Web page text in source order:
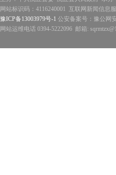
网站标识码：4116240001 互联网新闻信息
豫ICP备13003979号-1 公安备案号：豫公网
网站运维电话 0394-5222096 邮箱: